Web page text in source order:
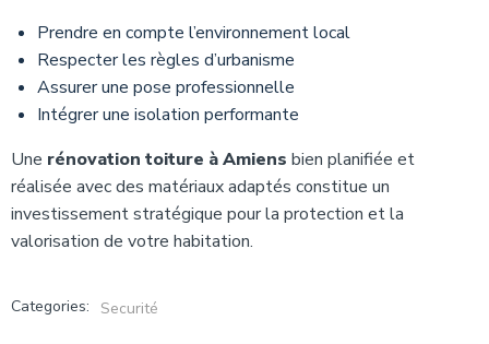
Prendre en compte l’environnement local
Respecter les règles d’urbanisme
Assurer une pose professionnelle
Intégrer une isolation performante
Une rénovation toiture à Amiens bien planifiée et
réalisée avec des matériaux adaptés constitue un
investissement stratégique pour la protection et la
valorisation de votre habitation.
Categories: Securité